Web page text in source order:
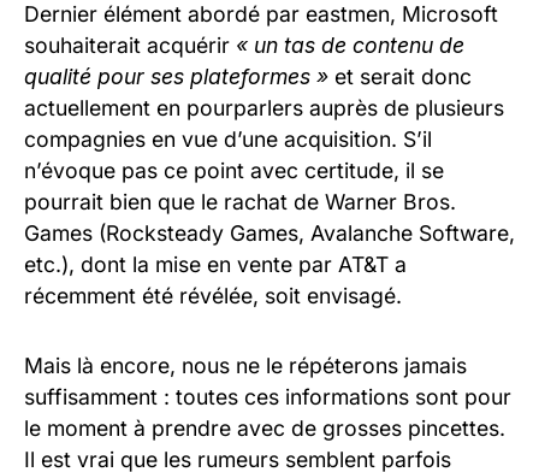
Dernier élément abordé par eastmen, Microsoft
souhaiterait acquérir « un tas de contenu de
qualité pour ses plateformes » et serait donc
actuellement en pourparlers auprès de plusieurs
compagnies en vue d’une acquisition. S’il
n’évoque pas ce point avec certitude, il se
pourrait bien que le rachat de Warner Bros.
Games (Rocksteady Games, Avalanche Software,
etc.), dont la mise en vente par AT&T a
récemment été révélée, soit envisagé.
Mais là encore, nous ne le répéterons jamais
suffisamment : toutes ces informations sont pour
le moment à prendre avec de grosses pincettes.
Il est vrai que les rumeurs semblent parfois